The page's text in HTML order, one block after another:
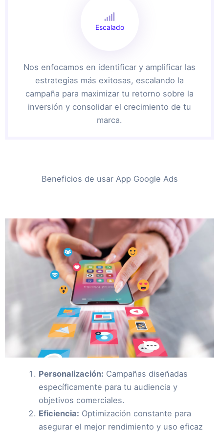
Escalado
Nos enfocamos en identificar y amplificar las
estrategias más exitosas, escalando la
campaña para maximizar tu retorno sobre la
inversión y consolidar el crecimiento de tu
marca.
Beneficios de usar App Google Ads
Personalización: Campañas diseñadas
específicamente para tu audiencia y
objetivos comerciales.
Eficiencia: Optimización constante para
asegurar el mejor rendimiento y uso eficaz